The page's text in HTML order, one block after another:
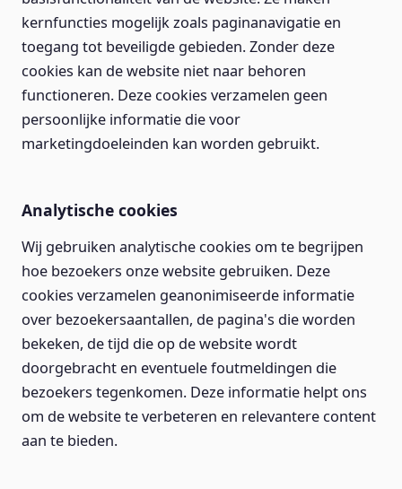
kernfuncties mogelijk zoals paginanavigatie en
toegang tot beveiligde gebieden. Zonder deze
cookies kan de website niet naar behoren
functioneren. Deze cookies verzamelen geen
persoonlijke informatie die voor
marketingdoeleinden kan worden gebruikt.
Analytische cookies
Wij gebruiken analytische cookies om te begrijpen
hoe bezoekers onze website gebruiken. Deze
cookies verzamelen geanonimiseerde informatie
over bezoekersaantallen, de pagina's die worden
bekeken, de tijd die op de website wordt
doorgebracht en eventuele foutmeldingen die
bezoekers tegenkomen. Deze informatie helpt ons
om de website te verbeteren en relevantere content
aan te bieden.